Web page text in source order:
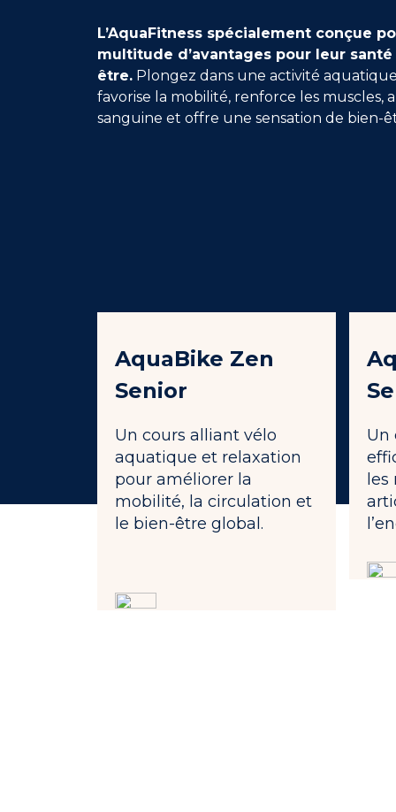
L’AquaFitness spécialement conçue
multitude d’avantages pour leur
être.Plongez dans une activité
favorise la mobilité, renforce les muscles,
sanguine et offre une sensation de bien-
AquaBike Zen
Senior
Un cours alliant vélo
aquatique et relaxation
pour améliorer la
mobilité, la circulation et
le bien-être global.
Un